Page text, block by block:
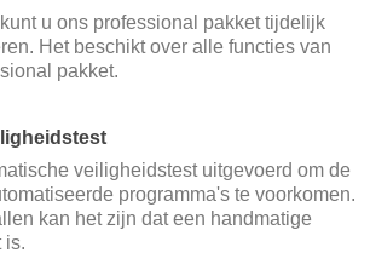
u ons professional pakket tijdelijk
Het beschikt over alle functies van
pakket.
veiligheidstest uitgevoerd om de
programma's te voorkomen.
kan het zijn dat een handmatige
is.